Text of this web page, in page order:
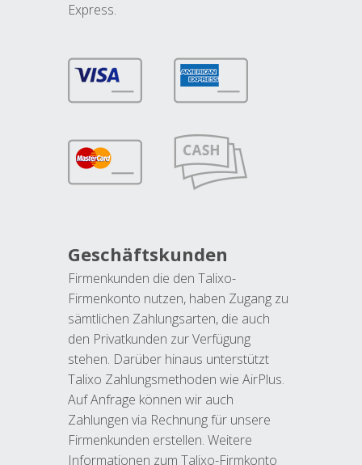
Express.
Geschäftskunden
Firmenkunden die den Talixo-
Firmenkonto nutzen, haben Zugang zu
sämtlichen Zahlungsarten, die auch
den Privatkunden zur Verfügung
stehen. Darüber hinaus unterstützt
Talixo Zahlungsmethoden wie AirPlus.
Auf Anfrage können wir auch
Zahlungen via Rechnung für unsere
Firmenkunden erstellen. Weitere
Informationen zum Talixo-Firmkonto